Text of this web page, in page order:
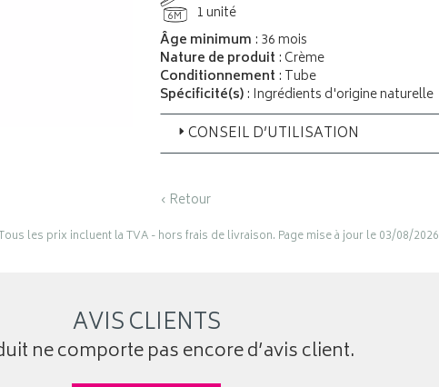
6M
1 unité
Âge minimum : 36 mois
Nature de produit : Crème
Conditionnement : Tube
Spécificité(s): Ingrédients d'origine naturelle
CONSEIL D’UTILISATION
‹ Retour
les prix incluent la TVA - hors frais de livraison. Page mise à jour le 03/08/2026
AVIS CLIENTS
ne comporte pas encore d’avis client.